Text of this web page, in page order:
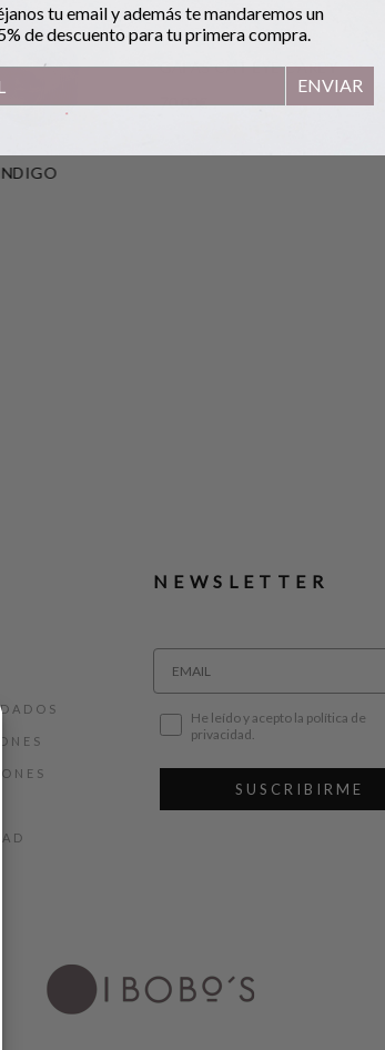
GAFAS CAT EYE CAREY
70,00€
NEWSLETTER
He leído y acepto la política de
privacidad.
SUSCRIBIRME
tu email y además te mandaremos un
de descuento para tu primera compra.
ENVIAR